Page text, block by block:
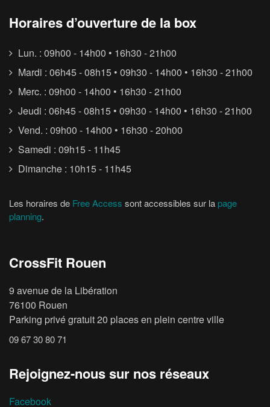
Horaires d’ouverture de la box
Lun. : 09h00 - 14h00 • 16h30 - 21h00
Mardi : 06h45 - 08h15 • 09h30 - 14h00 • 16h30 - 21h00
Merc. : 09h00 - 14h00 • 16h30 - 21h00
Jeudi : 06h45 - 08h15 • 09h30 - 14h00 • 16h30 - 21h00
Vend. : 09h00 - 14h00 • 16h30 - 20h00
Samedi : 09h15 - 11h45
Dimanche : 10h15 - 11h45
Les horaires de Free Access sont accessibles sur la page
planning.
CrossFit Rouen
9 avenue de la Libération
76100 Rouen
Parking privé gratuit 20 places en plein centre ville
09 67 30 80 71
Rejoignez-nous sur nos réseaux
Facebook